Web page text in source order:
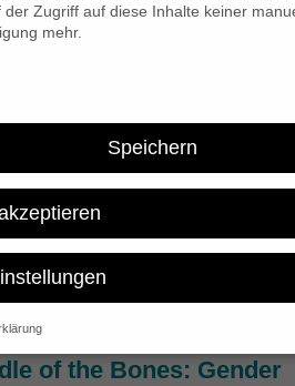
of the Bones: Gender
der Zugriff auf diese Inhalte keiner
mehr.
Speichern